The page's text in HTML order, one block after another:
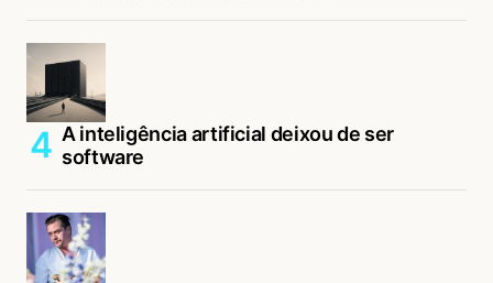
A inteligência artificial deixou de ser
software